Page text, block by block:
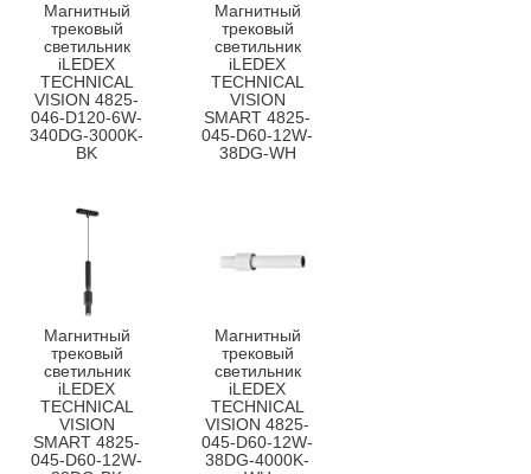
Магнитный
трековый
светильник
iLEDEX
TECHNICAL
VISION 4825-
046-D120-6W-
340DG-3000K-
BK
Магнитный
трековый
светильник
iLEDEX
TECHNICAL
VISION
SMART 4825-
045-D60-12W-
38DG-WH
Магнитный
трековый
светильник
iLEDEX
TECHNICAL
VISION
SMART 4825-
045-D60-12W-
Магнитный
трековый
светильник
iLEDEX
TECHNICAL
VISION 4825-
045-D60-12W-
38DG-4000K-